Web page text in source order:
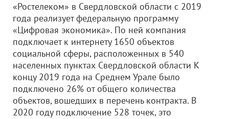
«Ростелеком» в Свердловской области с 2019
года реализует федеральную программу
«Цифровая экономика». По ней компания
подключает к интернету 1650 объектов
социальной сферы, расположенных в 540
населенных пунктах Свердловской области К
концу 2019 года на Среднем Урале было
подключено 26% от общего количества
объектов, вошедших в перечень контракта. В
2020 году подключение 528 точек, это